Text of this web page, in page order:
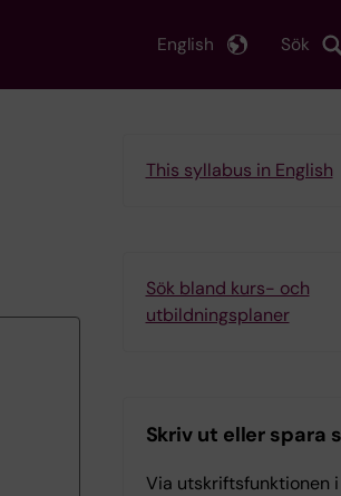
Sök
English
This syllabus in English
Sök bland kurs- och
utbildningsplaner
Skriv ut eller spara
Via utskriftsfunktionen i